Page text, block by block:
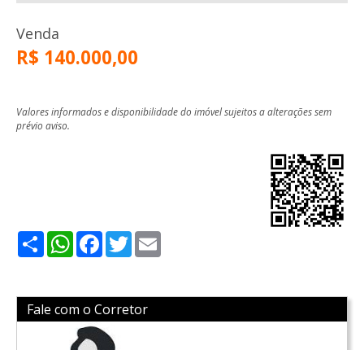
Venda
R$ 140.000,00
Valores informados e disponibilidade do imóvel sujeitos a alterações sem
prévio aviso.
ShareWhatsApp
Facebook
Twitter
Fale com o Corretor